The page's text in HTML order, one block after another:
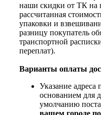
наши скидки от ТК на
рассчитанная
упаковки и
разницу покупатель
транспортной
переплат).
Варианты оплаты
Указание адреса
основанием для
умолчанию